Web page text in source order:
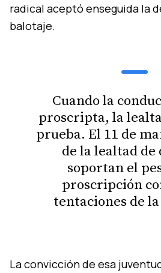
radical aceptó enseguida la
balotaje.
Cuando la
proscripta, la
prueba. El 11 de
de la lealtad de
soportan el
proscripción
tentaciones de
La convicción de esa